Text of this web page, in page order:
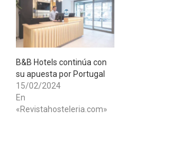
B&B Hotels continúa con
su apuesta por Portugal
15/02/2024
En
«Revistahosteleria.com»